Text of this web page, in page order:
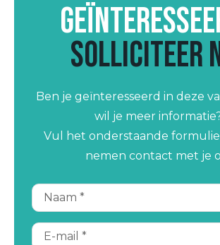
Solliciteer
Ben je geïnteresseerd in deze
wil je meer
Vul het onderstaande
nemen contact met je